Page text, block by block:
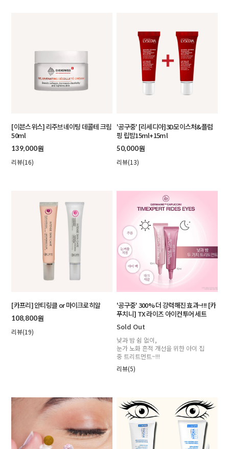
[이븐스위스] 리주브네이팅 데콜테 크림
50ml
139,000원
리뷰(16)
'공구중' [리세디아]3D모이스처&플럼
핑 립밤15ml+15ml
50,000원
리뷰(13)
[카프리] 안티링클 or 마이크로히알
108,800원
리뷰(19)
'공구중' 300% 더 강력해진 효과~!!! [카
푸치니] TX 라이즈 아이컨투어 세트
Sold Out
낮과 밤 쉼 없이,
눈가 노화 흔적 개선을 위한 아이 집
중 트리트먼트~!!!
리뷰(5)